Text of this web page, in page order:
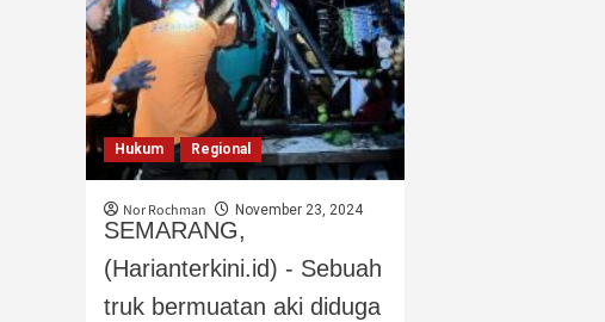
Hukum Regional
Nor Rochman November 23, 2024
SEMARANG,
(Harianterkini.id) - Sebuah
truk bermuatan aki diduga